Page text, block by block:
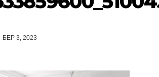
БЕР 3, 2023